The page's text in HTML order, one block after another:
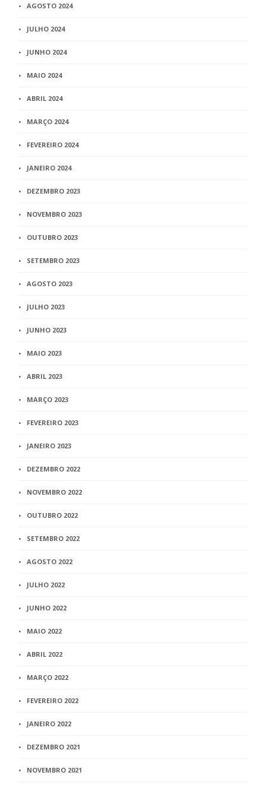
AGOSTO 2024
JULHO 2024
JUNHO 2024
MAIO 2024
ABRIL 2024
MARÇO 2024
FEVEREIRO 2024
JANEIRO 2024
DEZEMBRO 2023
NOVEMBRO 2023
OUTUBRO 2023
SETEMBRO 2023
AGOSTO 2023
JULHO 2023
JUNHO 2023
MAIO 2023
ABRIL 2023
MARÇO 2023
FEVEREIRO 2023
JANEIRO 2023
DEZEMBRO 2022
NOVEMBRO 2022
OUTUBRO 2022
SETEMBRO 2022
AGOSTO 2022
JULHO 2022
JUNHO 2022
MAIO 2022
ABRIL 2022
MARÇO 2022
FEVEREIRO 2022
JANEIRO 2022
DEZEMBRO 2021
NOVEMBRO 2021